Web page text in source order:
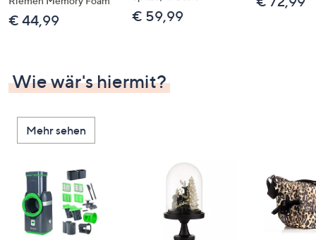
diese
anzuzeigen.
€ 44,99 € 59,99
Wie wär's hiermit?
Mehr sehen